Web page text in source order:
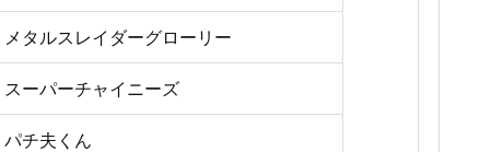
メタルスレイダーグローリー
スーパーチャイニーズ
パチ夫くん